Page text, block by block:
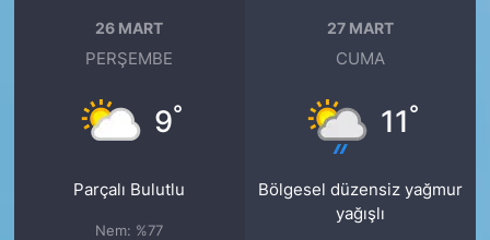
26 MART
PERŞEMBE
9°
Parçalı Bulutlu
Nem: %77
27 MART
CUMA
11°
Bölgesel düzensiz yağmur
yağışlı